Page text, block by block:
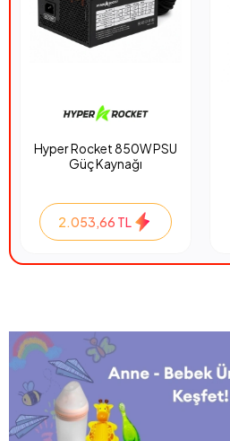
Hyper Rocket 850W PSU
Güç Kaynağı
2.053,66 TL